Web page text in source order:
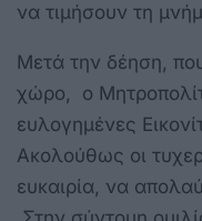
να τιμήσουν τη
Μετά την δέηση,
χώρο, ο
ευλογημένες
Ακολούθως οι
ευκαιρία, να